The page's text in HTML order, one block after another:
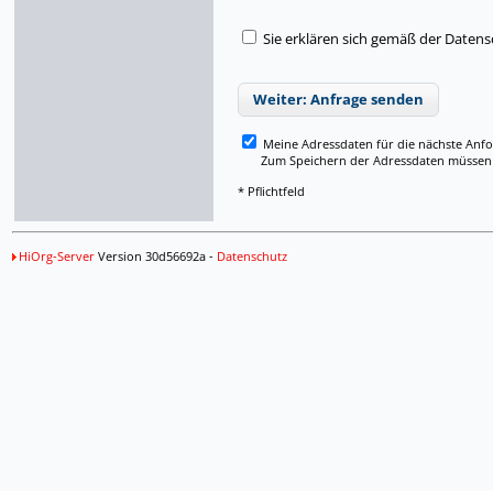
Sie erklären sich gemäß der
Weiter: Anfrage senden
Meine Adressdaten für die nächste
Zum Speichern der Adressdaten müssen
* Pflichtfeld
HiOrg-ServerVersion 30d56692a - Datenschutz